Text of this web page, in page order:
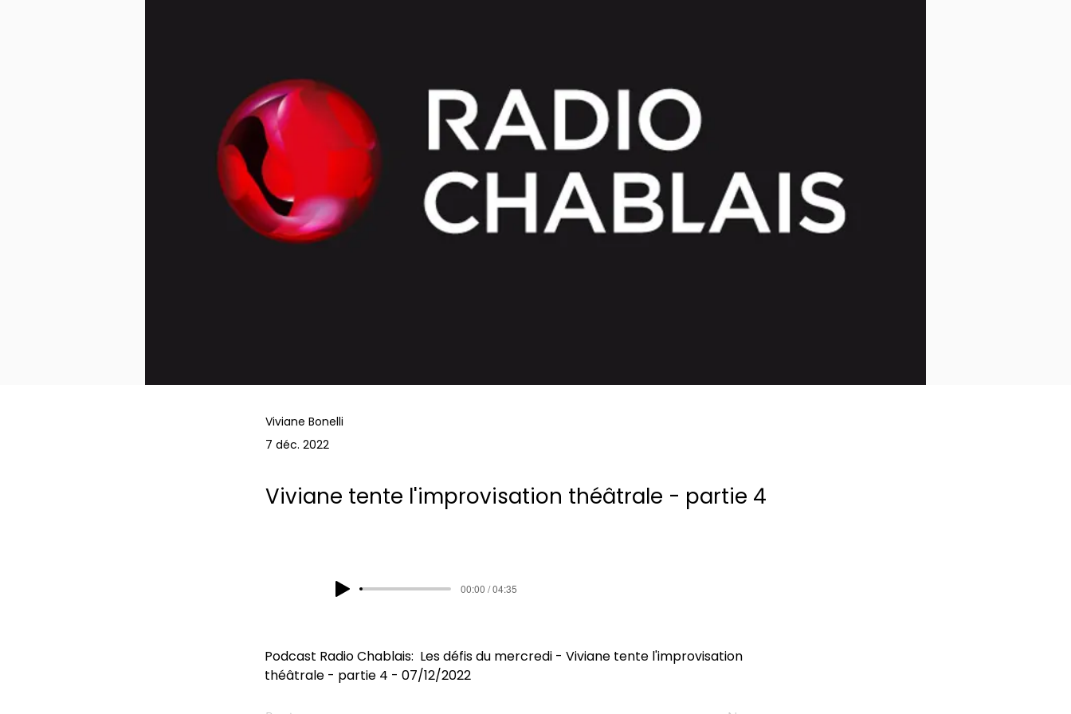
Viviane Bonelli
7 déc. 2022
Viviane tente l'improvisation théâtrale - partie 4
00:00 / 04:35
Podcast Radio Chablais:  Les défis du mercredi - Viviane tente l'improvisation
théâtrale - partie 4 - 07/12/2022